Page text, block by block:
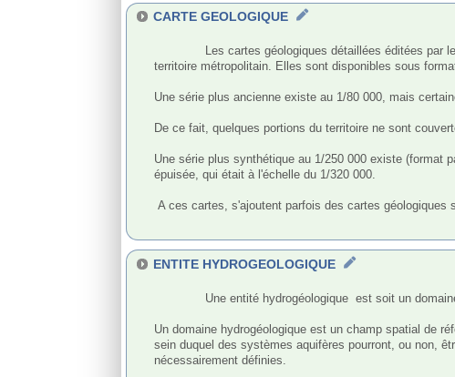
CARTE GEOLOGIQUE
territoire métropolitain. Elles sont disponibles sous
Une série plus ancienne existe au 1/80 000, mais
De ce fait, quelques portions du territoire ne sont
Une série plus synthétique au 1/250 000 existe (format
épuisée, qui était à l'échelle du 1/320 000.
A ces cartes, s'ajoutent parfois des cartes géologiques synthétiques à l'échelle du 1/250 000 ème.
ENTITE HYDROGEOLOGIQUE
Un domaine hydrogéologique est un champ spatial de
sein duquel des systèmes aquifères pourront, ou non,
nécessairement définies.